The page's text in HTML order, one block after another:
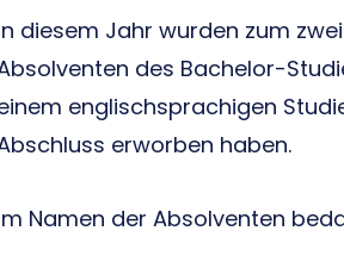
diesem Jahr wurden zum
des Bachelor-
englischsprachigen
erworben haben.
Namen der Absolventen